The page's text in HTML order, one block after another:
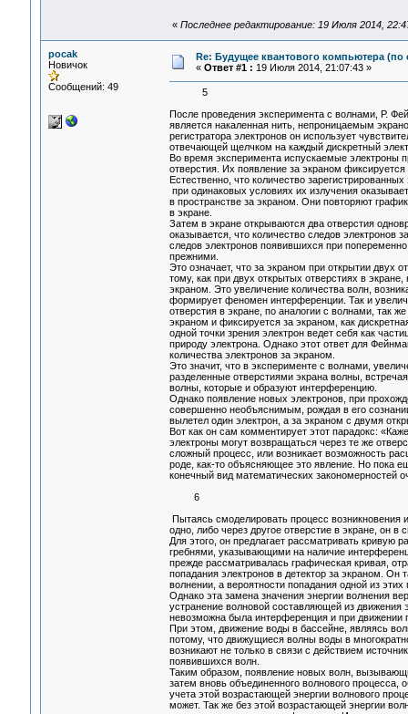
« Последнее редактирование: 19 Июля 2014,
pocak
Новичок
Сообщений: 49
Re: Будущее квантового компьютера (по
« Ответ #1 : 19 Июля 2014, 21:07:43 »
5
После проведения эксперимента с волнами, Р.
является накаленная нить, непроницаемым
регистратора электронов он использует
отвечающей щелчком на каждый дискретный
Во время эксперимента испускаемые электроны
отверстия. Их появление за экраном
Естественно, что количество
при одинаковых условиях их излучения
в пространстве за экраном. Они повторяют
в экране.
Затем в экране открываются два отверстия
оказывается, что количество следов
следов электронов появившихся при
прежними.
Это означает, что за экраном при открытии двух
тому, как при двух открытых отверстиях в
экраном. Это увеличение количества волн,
формирует феномен интерференции. Так и
отверстия в экране, по аналогии с волнами, так
экраном и фиксируется за экраном, как
одной точки зрения электрон ведет себя как
природу электрона. Однако этот ответ для
количества электронов за экраном.
Это значит, что в эксперименте с волнами,
разделенные отверстиями экрана волны,
волны, которые и образуют интерференцию.
Однако появление новых электронов, при
совершенно необъяснимым, рождая в его
вылетел один электрон, а за экраном с двумя
Вот как он сам комментирует этот парадокс:
электроны могут возвращаться через те же
сложный процесс, или возникает возможность
роде, как-то объясняющее это явление. Но пока
конечный вид математических закономерностей
6
Пытаясь смоделировать процесс
одно, либо через другое отверстие в экране, он
Для этого, он предлагает рассматривать кривую
гребнями, указывающими на наличие
прежде рассматривалась графическая кривая,
попадания электронов в детектор за экраном. Он
волнении, а вероятности попадания одной из
Однако эта замена значения энергии волнения
устранение волновой составляющей из
невозможна была интерференция и при движении
При этом, движение воды в бассейне, являясь
потому, что движущиеся волны воды в
возникают не только в связи с действием
появившихся волн.
Таким образом, появление новых волн,
затем вновь объединенного волнового
учета этой возрастающей энергии волнового
может. Так же без этой возрастающей энергии